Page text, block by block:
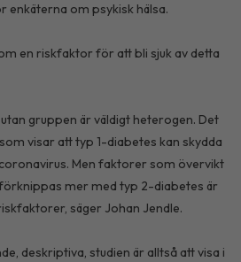
om psykisk hälsa.
en riskfaktor för att bli sjuk av detta
gruppen är väldigt heterogen. Det
visar att typ 1-diabetes kan skydda
Men faktorer som övervikt
mer med typ 2-diabetes är
säger Johan Jendle.
deskriptiva, studien är alltså att visa i